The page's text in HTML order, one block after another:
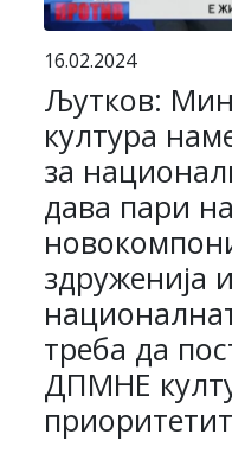
16.02.2024
Љутков:
култура
за
дава пари на
здруженија
треба да
ДПМНЕ